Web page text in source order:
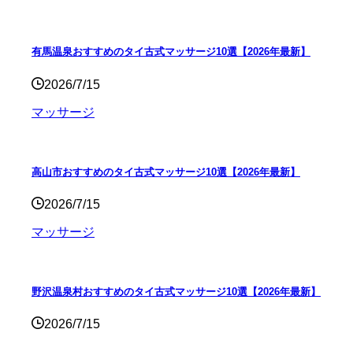
有馬温泉おすすめのタイ古式マッサージ10選【2026年最新】
2026/7/15
マッサージ
高山市おすすめのタイ古式マッサージ10選【2026年最新】
2026/7/15
マッサージ
野沢温泉村おすすめのタイ古式マッサージ10選【2026年最新】
2026/7/15